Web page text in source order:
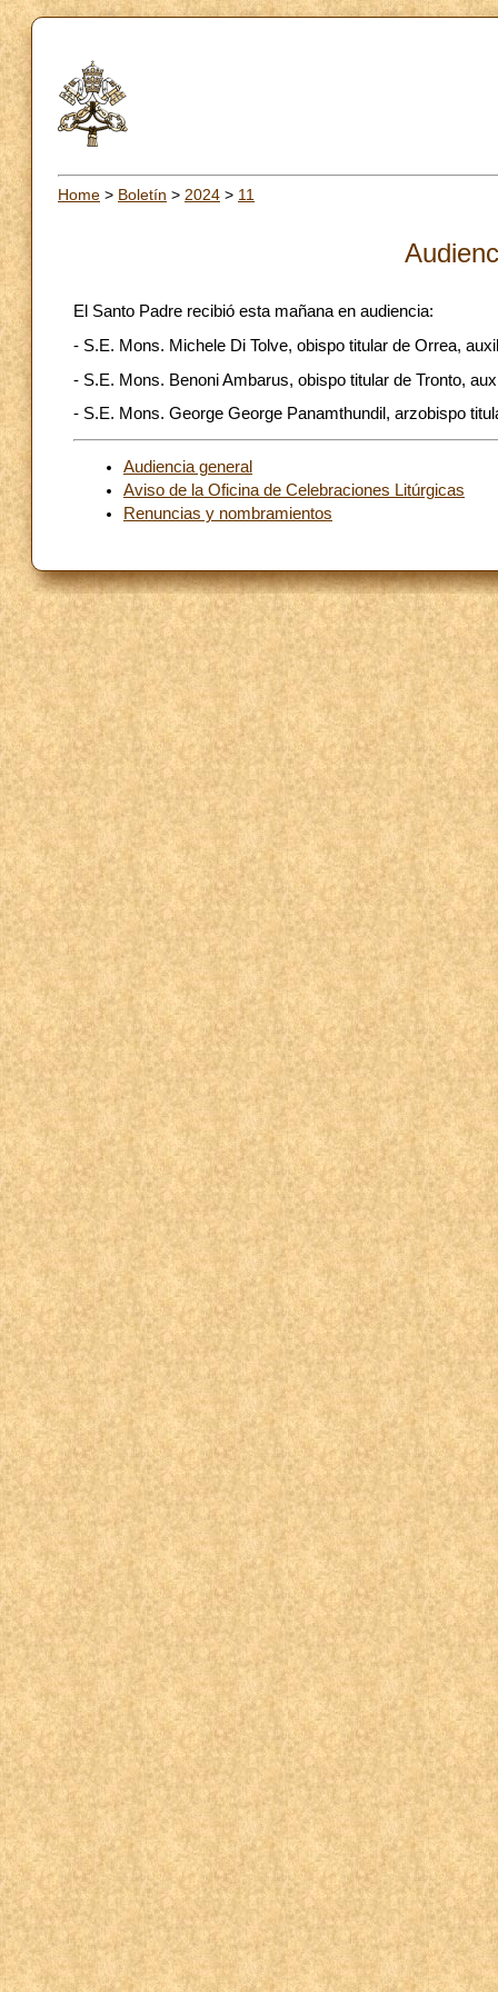
Home > Boletín > 2024 > 11
El Santo Padre recibió esta mañana en audiencia:
- S.E. Mons. Michele Di Tolve, obispo titular de Orrea,
- S.E. Mons. Benoni Ambarus, obispo titular de Tronto,
- S.E. Mons. George George Panamthundil, arzobispo
Audiencia general
Aviso de la Oficina de Celebraciones Litúrgicas
Renuncias y nombramientos